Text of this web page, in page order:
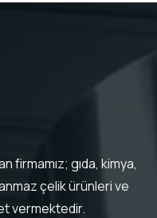
firmamız; gıda, kimya,
çelik ürünleri ve
vermektedir.